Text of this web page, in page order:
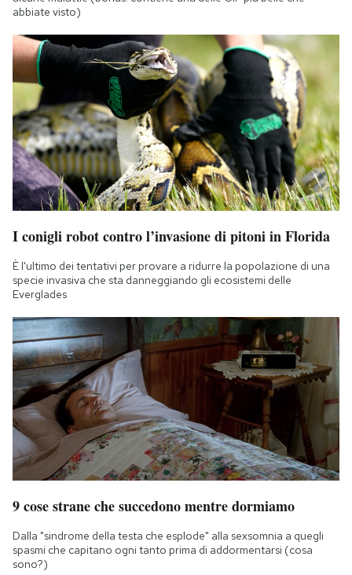
abbiate visto)
I conigli robot contro l’invasione di pitoni in Florida
È l'ultimo dei tentativi per provare a ridurre la popolazione di una
specie invasiva che sta danneggiando gli ecosistemi delle
Everglades
9 cose strane che succedono mentre dormiamo
Dalla "sindrome della testa che esplode" alla sexsomnia a quegli
spasmi che capitano ogni tanto prima di addormentarsi (cosa
sono?)